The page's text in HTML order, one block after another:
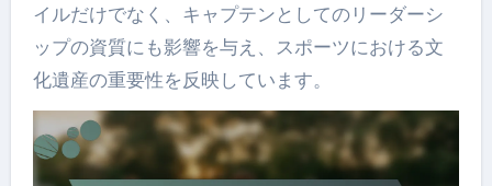
イルだけでなく、キャプテンとしてのリーダーシ
ップの資質にも影響を与え、スポーツにおける文
化遺産の重要性を反映しています。